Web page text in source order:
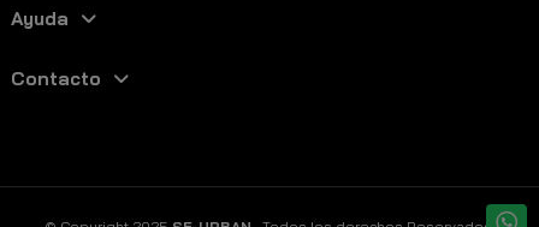
Ayuda
Contacto